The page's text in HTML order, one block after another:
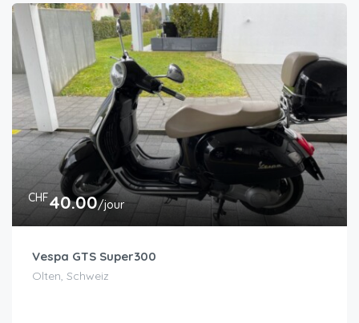
CHF40.00/jour
Vespa GTS Super300
Olten, Schweiz